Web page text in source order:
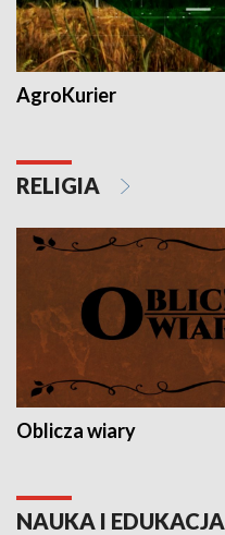
AgroKurier
RELIGIA
Oblicza wiary
NAUKA I EDUKACJA